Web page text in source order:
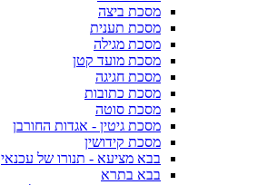
מסכת ביצה
מסכת תענית
מסכת מגילה
מסכת מועד קטן
מסכת חגיגה
מסכת כתובות
מסכת סוטה
מסכת גיטין - אגדות החורבן
מסכת קידושין
בבא מציעא - תנורו של עכנאי
בבא בתרא